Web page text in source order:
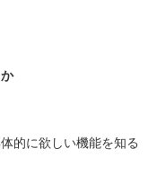
的に欲しい機能を知る